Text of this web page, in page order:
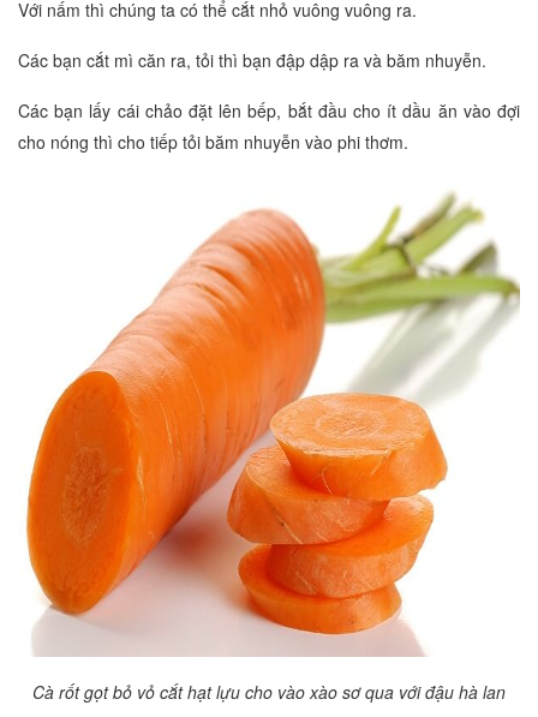
Với nấm thì chúng ta có thể cắt nhỏ vuông vuông ra.
Các bạn cắt mì căn ra, tỏi thì bạn đập dập ra và băm nhuyễn.
Các bạn lấy cái chảo đặt lên bếp, bắt đầu cho ít dầu ăn vào đợi
cho nóng thì cho tiếp tỏi băm nhuyễn vào phi thơm.
Cà rốt gọt bỏ vỏ cắt hạt lựu cho vào xào sơ qua với đậu hà lan